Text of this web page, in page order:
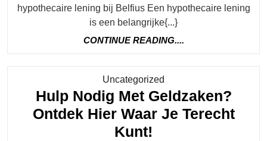
hypothecaire lening bij Belfius Een hypothecaire lening
is een belangrijke{...}
CONTINUE READING....
Uncategorized
Hulp Nodig Met Geldzaken?
Ontdek Hier Waar Je Terecht
Kunt!